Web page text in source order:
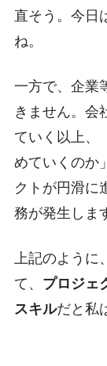
直そう。今日
ね。
一方で、企業
きません。会
ていく以上、
めていくのか
クトが円滑に
務が発生しま
上記のよう
て、 プロジェ
スキルだと私